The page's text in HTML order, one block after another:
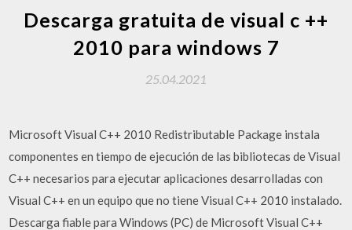
Descarga gratuita de visual c ++
2010 para windows 7
25.04.2021
Microsoft Visual C++ 2010 Redistributable Package instala
componentes en tiempo de ejecución de las bibliotecas de Visual
C++ necesarios para ejecutar aplicaciones desarrolladas con
Visual C++ en un equipo que no tiene Visual C++ 2010 instalado.
Descarga fiable para Windows (PC) de Microsoft Visual C++